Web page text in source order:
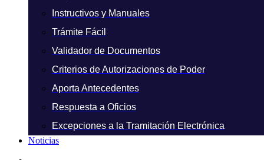
Instructivos y Manuales
Trámite Fácil
Validador de Documentos
Criterios de Autorizaciones de Poder
Aporta Antecedentes
Respuesta a Oficios
Excepciones a la Tramitación Electrónica
Noticias